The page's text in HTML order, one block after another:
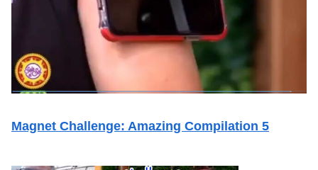
Magnet Challenge: Amazing Compilation 5